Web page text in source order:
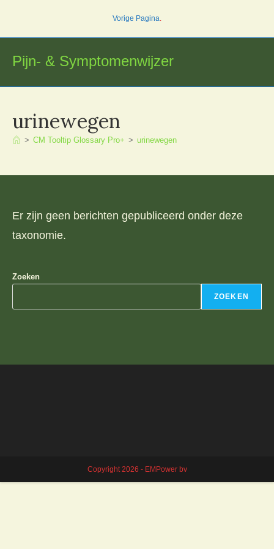
inhoud
Vorige Pagina.
Pijn- & Symptomenwijzer
urinewegen
> CM Tooltip Glossary Pro+ > urinewegen
Er zijn geen berichten gepubliceerd onder deze
taxonomie.
Zoeken
ZOEKEN
Copyright 2026 - EMPower bv